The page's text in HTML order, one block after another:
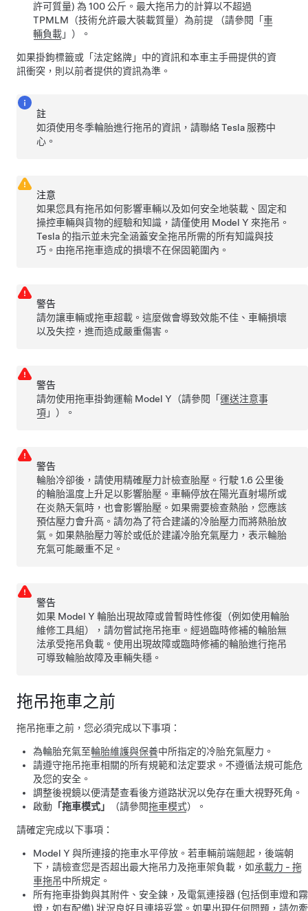
許可質量) 為 100 公斤。最大拖吊力的計算以不超過
TPMLM（技術允許最大裝載質量）為前提
（請參閱「 車
輛負載」）。
如果掛鉤標籤或「法定銘牌」中的資訊和本車主手冊提供的資
訊衝突，則以前者提供的資訊為準。
註
如須使用冬季輪胎進行拖吊的資訊，請聯絡 Tesla 服務中
心。
注意
如果您具有拖吊如何影響車輛以及如何安全地裝載、固定和
操控車輛與貨物的經驗和知識，請僅使用 Model Y 來拖吊。
Tesla 的指示並未完全涵蓋安全拖吊所需的所有知識與技
巧。由拖吊拖車造成的損壞不在保固範圍內。
警告
請勿讓車輛或拖車超載。這麼做會導致效能不佳、車輛損壞
以及失控，進而造成嚴重傷害。
警告
請勿使用拖車掛鉤運輸 Model Y （請參閱「運送注意事
項」）。
警告
輪胎冷卻後，請使用精確壓力計檢查胎壓。行駛1.6 公里後
的輪胎溫度上升足以影響胎壓。車輛停放在陽光直射場所或
在炎熱天氣時，也會影響胎壓。如果需要檢查熱胎，您應該
預估壓力會升高。請勿為了符合建議的冷胎壓力而將熱胎放
氣。如果熱胎壓力等於或低於建議冷胎充氣壓力，表示輪胎
充氣可能嚴重不足。
警告
如果 Model Y 輪胎出現故障或曾暫時性修復（例如使用輪胎
維修工具組），請勿嘗試拖吊拖車。經過臨時修補的輪胎無
法承受拖吊負載。使用出現故障或臨時修補的輪胎進行拖吊
可導致輪胎故障及車輛失穩。
拖吊拖車之前
拖吊拖車之前，您必須完成以下事項：
為輪胎充氣至輪胎維護與保養中所指定的冷胎充氣壓力。
請遵守拖吊拖車相關的所有規範和法定要求。不遵循法規可能危
及您的安全。
調整後視鏡以便清楚查看後方道路狀況以免存在重大視野死角。
啟動 「拖車模式」 （請參閱拖車模式）。
請確定完成以下事項：
Model Y 與所連接的拖車水平停放。若車輛前端翹起，後端朝
下，請檢查您是否超出最大拖吊力及拖車架負載，如承載力 - 拖
車拖吊中所規定。
所有拖車掛鉤與其附件、安全鍊，及電氣連接器 (包括倒車燈和霧
燈，如有配備) 狀況良好且連接妥當。如果出現任何問題，請勿牽